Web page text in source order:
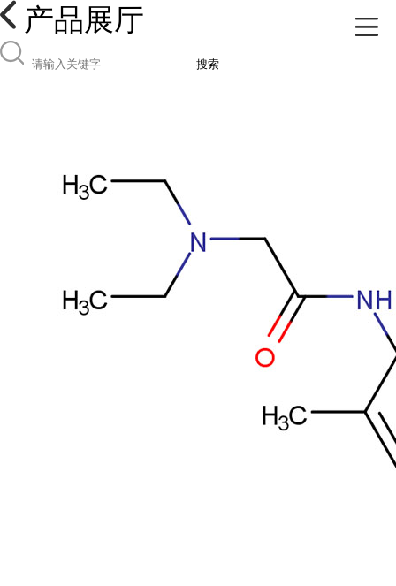
产品展厅
搜索